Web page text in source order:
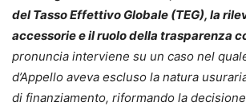
del Tasso Effettivo Globale (TEG), la
accessorie e il ruolo della trasparenza
pronuncia interviene su un caso nel
d’Appello aveva escluso la natura
di finanziamento, riformando la